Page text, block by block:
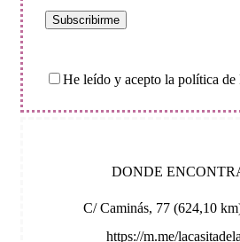
He leído y acepto la política de
DONDE
C/ Caminás, 77 (624,10
https://m.me/